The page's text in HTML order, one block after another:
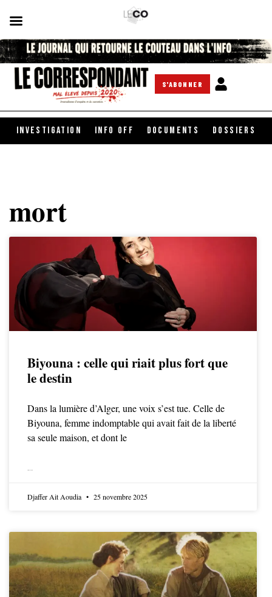
S'ABONNER
INVESTIGATION INFO OFF DOCUMENTS DOSSIERS
mort
Biyouna : celle qui riait plus fort que
le destin
Dans la lumière d’Alger, une voix s’est tue. Celle de
Biyouna, femme indomptable qui avait fait de la liberté
sa seule maison, et dont le
Djaffer Ait Aoudia 25 novembre 2025